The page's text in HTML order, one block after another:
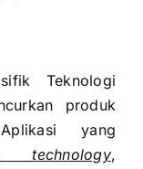
Teknologi
produk
yang
technology,